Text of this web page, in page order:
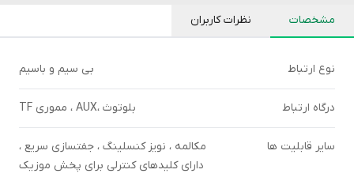
مشخصات نظرات کاربران
نوع ارتباط بی سیم و باسیم
درگاه ارتباط بلوتوث ،AUX ، مموری TF
سایر قابلیت ها
مکالمه ، نویز کنسلینگ ، جفتسازی سریع ،
دارای کلیدهای کنترلی برای پخش موزیک